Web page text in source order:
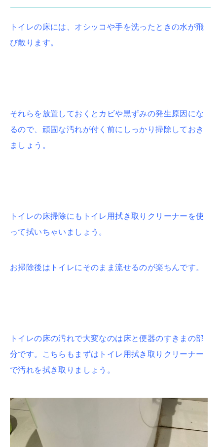
トイレの床には、オシッコや手を洗ったときの水が飛
び散ります。
それらを放置しておくとカビや黒ずみの発生原因にな
るので、頑固な汚れが付く前にしっかり掃除しておき
ましょう。
トイレの床掃除にもトイレ用拭き取りクリーナーを使
って拭いちゃいましょう。
お掃除後はトイレにそのまま流せるのが楽ちんです。
トイレの床の汚れで大変なのは床と便器のすきまの部
分です。
こちらもまずはトイレ用拭き取りクリーナー
で汚れを拭き取りましょう。